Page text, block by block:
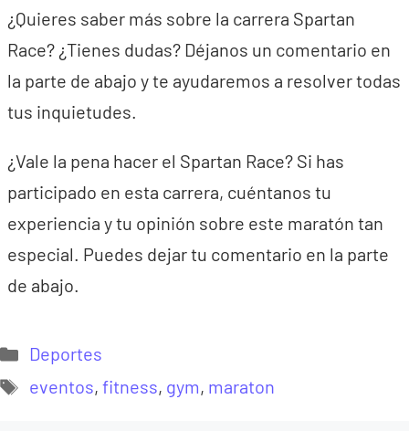
¿Quieres saber más sobre la carrera Spartan
Race? ¿Tienes dudas? Déjanos un comentario en
la parte de abajo y te ayudaremos a resolver todas
tus inquietudes.
¿Vale la pena hacer el Spartan Race? Si has
participado en esta carrera, cuéntanos tu
experiencia y tu opinión sobre este maratón tan
especial. Puedes dejar tu comentario en la parte
de abajo.
Categorías
Deportes
Etiquetas
eventos, fitness, gym, maraton